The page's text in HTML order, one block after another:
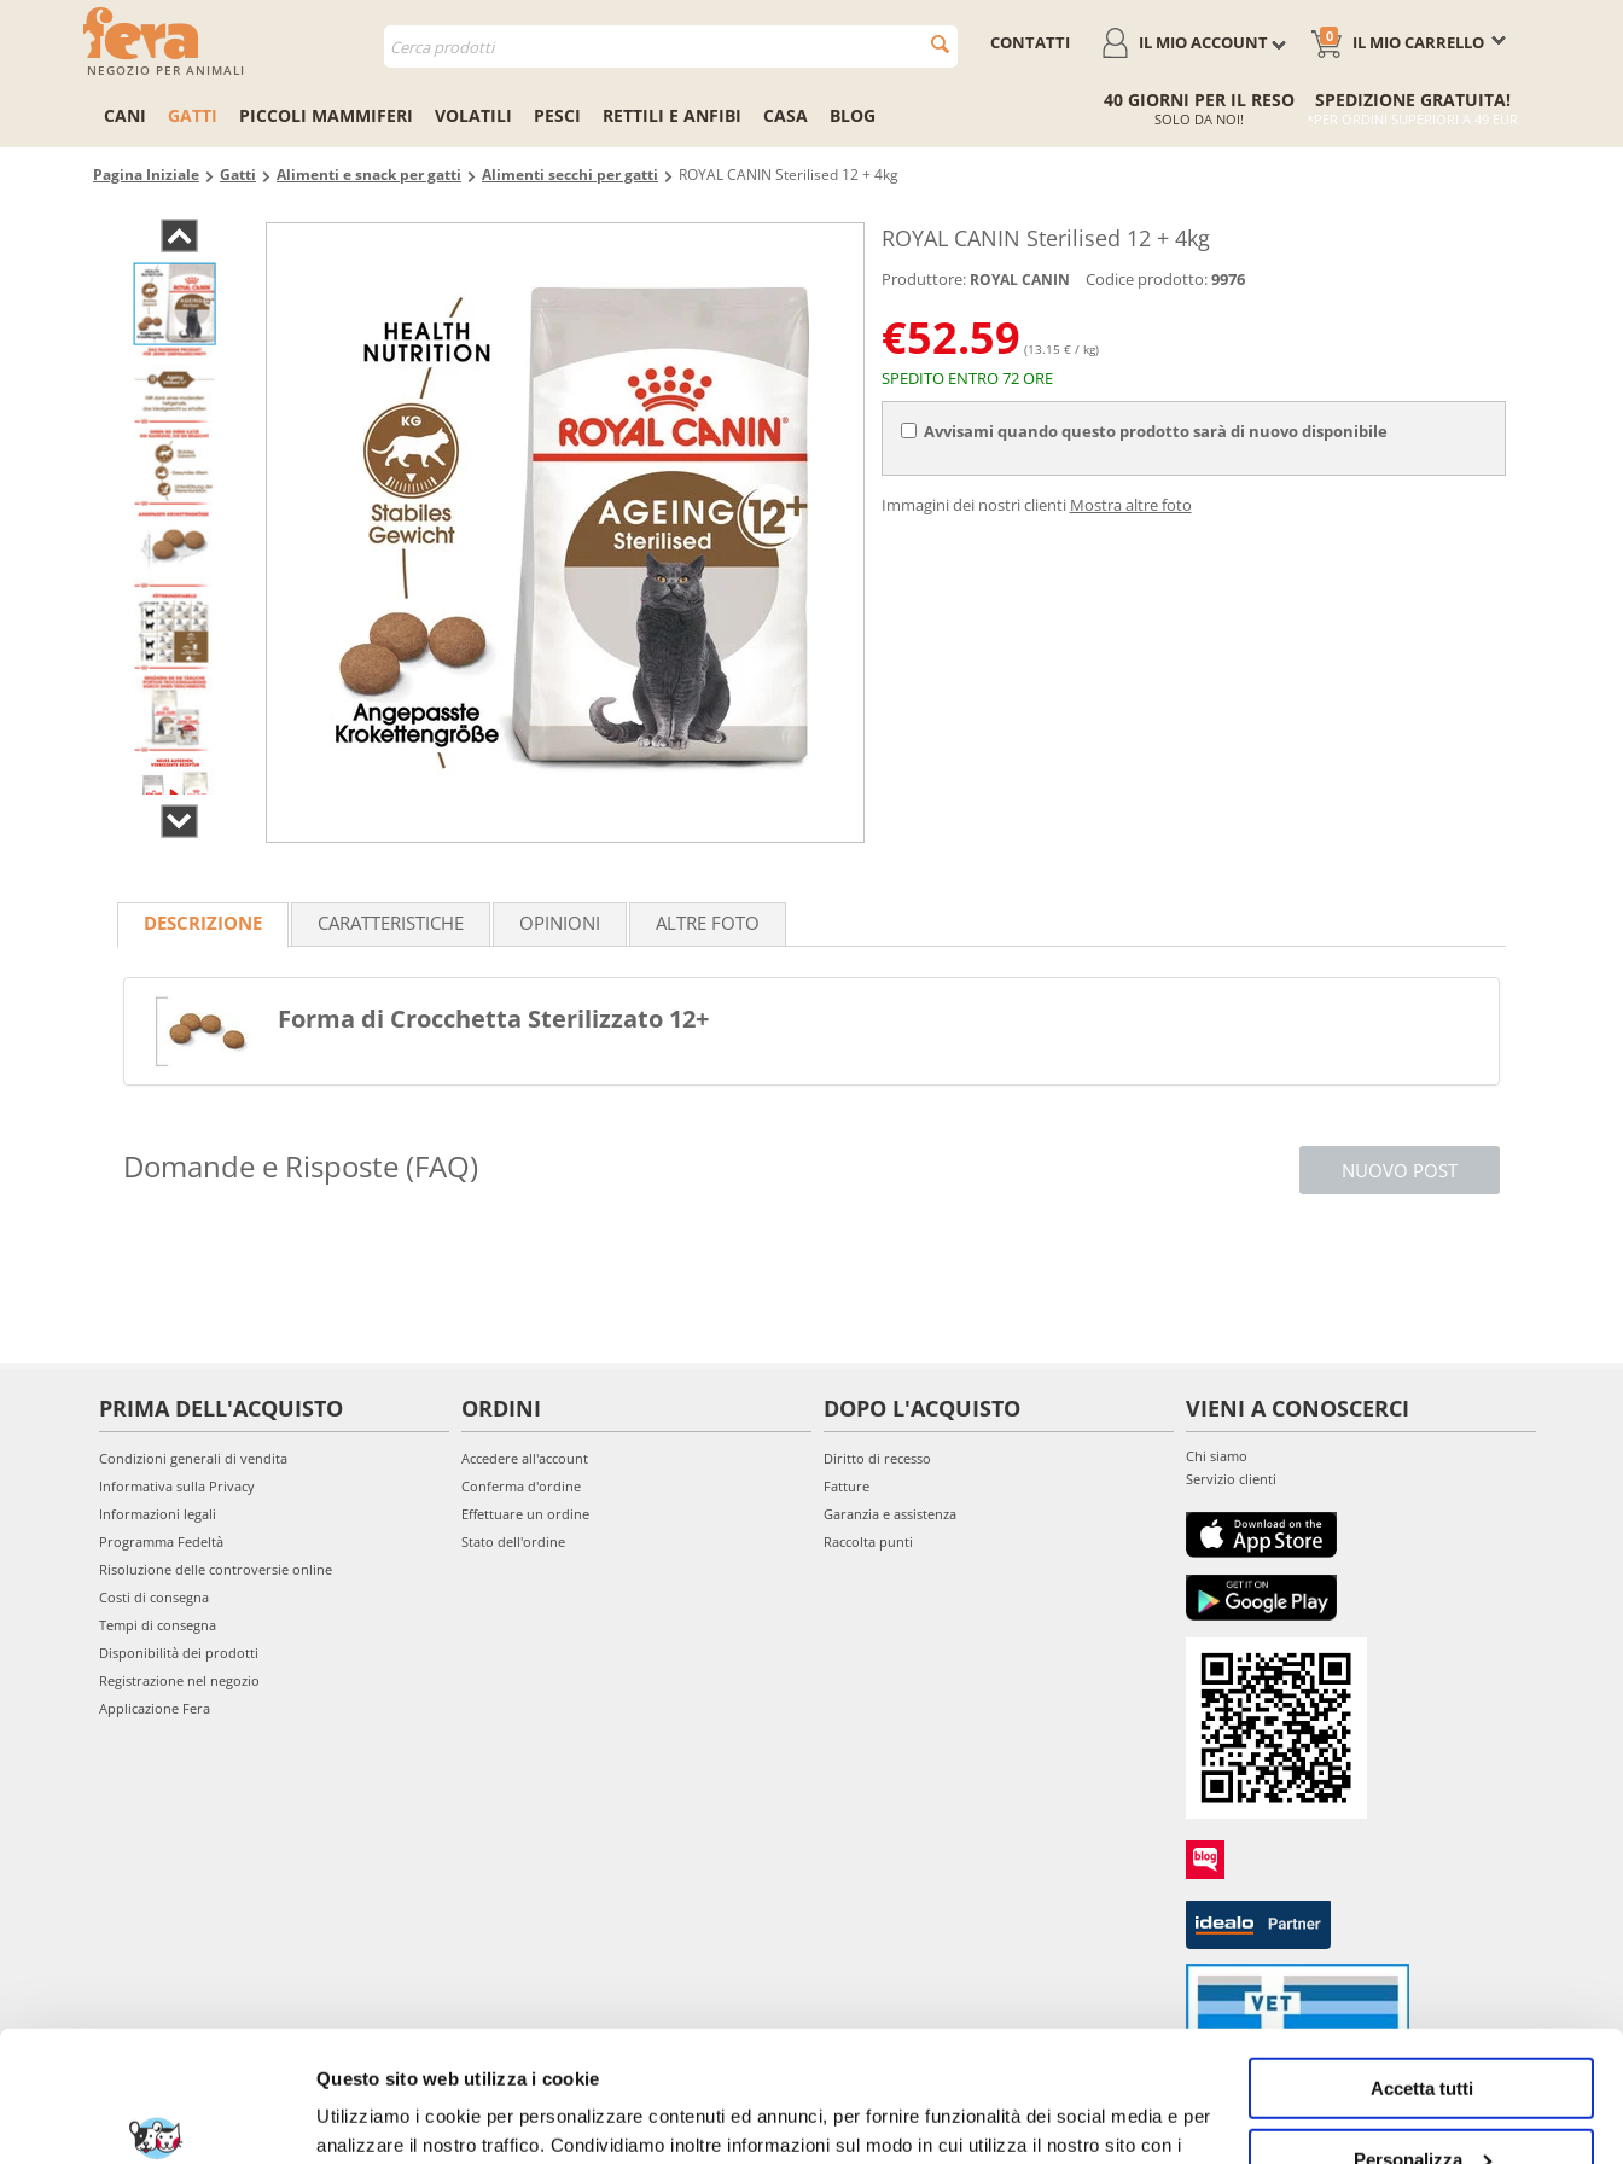
Questo sito web utilizza i cookie
Utilizziamo i cookie per personalizzare contenuti ed annunci, per fornire funzionalità dei social media e per
analizzare il nostro traffico. Condividiamo inoltre informazioni sul modo in cui utilizza il nostro sito con i
Accetta tutti
Personalizza
NEGOZIO PER ANIMALI
IL MIO CARRELLO
0
IL MIO ACCOUNT
CONTATTI
CANI GATTI PICCOLI MAMMIFERI VOLATILI PESCI RETTILI E ANFIBI CASA BLOG
40 GIORNI PER IL RESO
SOLO DA NOI!
SPEDIZIONE GRATUITA!
*PER ORDINI SUPERIORI A 49 EUR
Pagina Iniziale Gatti Alimenti e snack per gatti Alimenti secchi per gatti ROYAL CANIN Sterilised 12 + 4kg
ROYAL CANIN Sterilised 12 + 4kg
Produttore: ROYAL CANIN Codice prodotto:9976
€52.59 (13.15 € / kg)
SPEDITO ENTRO 72 ORE
Avvisami quando questo prodotto sarà di nuovo disponibile
Immagini dei nostri clienti Mostra altre foto
DESCRIZIONE CARATTERISTICHE OPINIONI ALTRE FOTO
Forma di Crocchetta Sterilizzato 12+
NUOVO POST
Domande e Risposte (FAQ)
PRIMA DELL'ACQUISTO
Condizioni generali di vendita
Informativa sulla Privacy
Informazioni legali
Programma Fedeltà
Risoluzione delle controversie online
Costi di consegna
Tempi di consegna
Disponibilità dei prodotti
Registrazione nel negozio
Applicazione Fera
ORDINI
Accedere all'account
Conferma d'ordine
Effettuare un ordine
Stato dell'ordine
DOPO L'ACQUISTO
Diritto di recesso
Fatture
Garanzia e assistenza
Raccolta punti
VIENI A CONOSCERCI
Chi siamo
Servizio clienti